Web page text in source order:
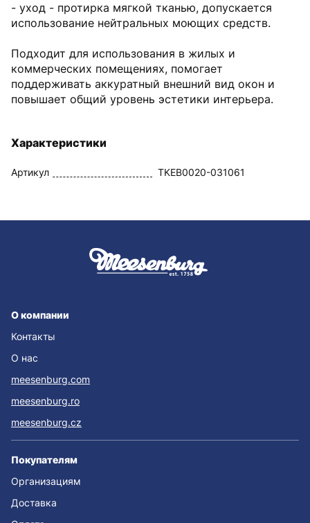
- уход - протирка мягкой тканью, допускается
использование нейтральных моющих средств.
Подходит для использования в жилых и
коммерческих помещениях, помогает
поддерживать аккуратный внешний вид окон и
повышает общий уровень эстетики интерьера.
Характеристики
Артикул TKEB0020-031061
О компании
Контакты
О нас
meesenburg.com
meesenburg.ro
meesenburg.cz
Покупателям
Организациям
Доставка